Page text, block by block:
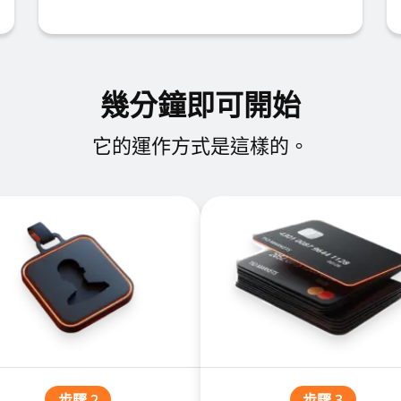
幾分鐘即可開始
它的運作方式是這樣的。